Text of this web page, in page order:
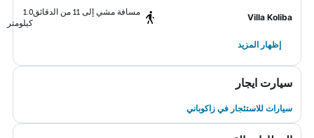
Villa Koliba
مسافة مشي إلى 11 من الدقائق
1.0
كيلومتر
إظهار المزيد
سيارت ايجار
سيارات للاستئجار في زاكوباني